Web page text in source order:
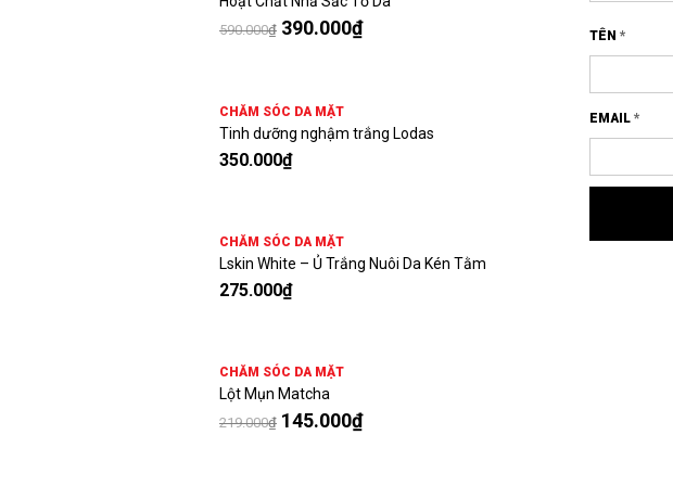
TÊN *
EMAIL *
590.000₫ 390.000₫
CHĂM SÓC DA MẶT
Tinh dưỡng nghậm trắng Lodas
350.000₫
CHĂM SÓC DA MẶT
Lskin White – Ủ Trắng Nuôi Da Kén Tằm
275.000₫
CHĂM SÓC DA MẶT
Lột Mụn Matcha
219.000₫ 145.000₫